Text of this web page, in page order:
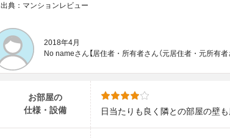
出典：マンションレビュー
2018年4月
No nameさん【居住者・所有者さん（元居住者・元所有者
お部屋の
仕様・設備
日当たりも良く隣との部屋の壁